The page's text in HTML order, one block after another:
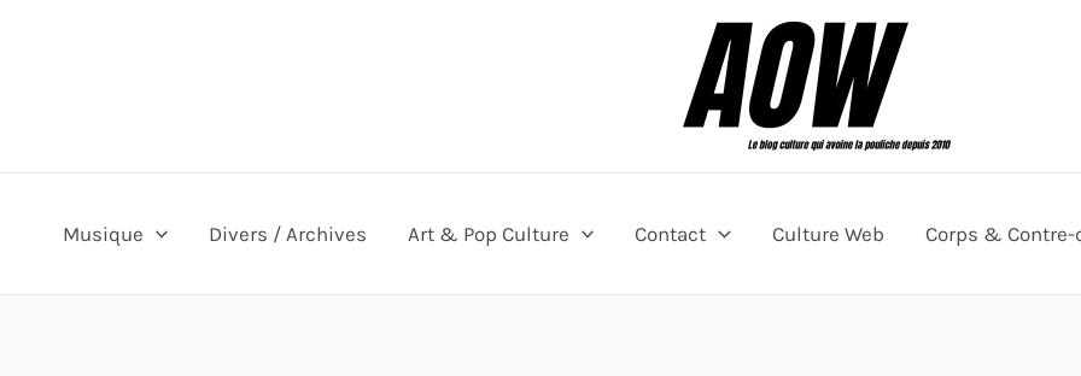
Musique Divers / Archives Art & Pop Culture Contact Culture Web Corps &